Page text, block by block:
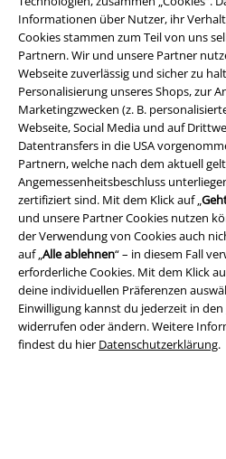
Informationen über Nutzer, ihr
Cookies stammen zum Teil von uns
Partnern. Wir und unsere Partner
Webseite zuverlässig und sicher zu
Personalisierung unseres Shops, zur
Marketingzwecken (z. B.
Webseite, Social Media und auf
Datentransfers in die USA
Partnern, welche nach dem aktuell
Angemessenheitsbeschluss
zertifiziert sind. Mit dem Klick auf „
und unsere Partner Cookies nutzen
der Verwendung von Cookies auch
auf „Alle ablehnen“ – in diesem Fall
erforderliche Cookies. Mit dem Klick
deine individuellen Präferenzen
Einwilligung kannst du jederzeit in den
widerrufen oder ändern. Weitere
findest du hier Datenschutzerklärung.
Rechtliches
AGB
Impressum
Datenschutz
Entsorgung und Umweltschutz
Konformitätserklärung